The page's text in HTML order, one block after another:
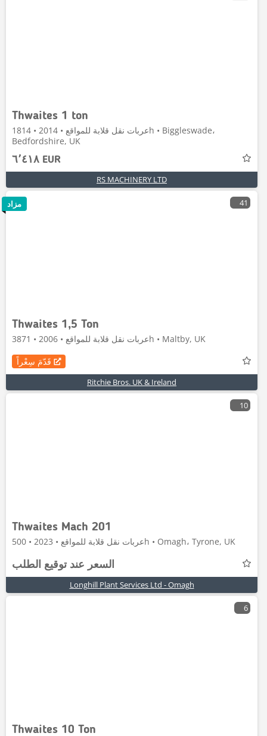
Thwaites 1 ton
عربات نقل قلابة للمواقع • 2014 • 1814h • Biggleswade،
Bedfordshire, UK
٦٬٤١٨ EUR
RS MACHINERY LTD
41
Thwaites 1,5 Ton
عربات نقل قلابة للمواقع • 2006 • 3871h • Maltby, UK
قَدّمَ سِعْراً
Ritchie Bros. UK & Ireland
مزاد
10
Thwaites Mach 201
عربات نقل قلابة للمواقع • 2023 • 500h • Omagh، Tyrone, UK
السعر عند توقيع الطلب
Longhill Plant Services Ltd - Omagh
6
Thwaites 10 Ton